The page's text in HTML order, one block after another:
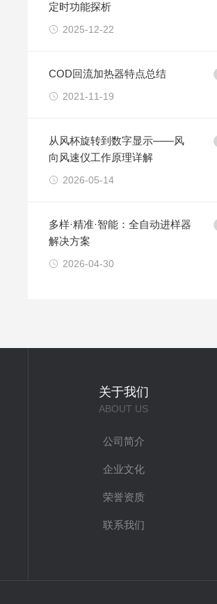
定时功能探析​
2025-12-22
COD回流加热器特点总结
2021-11-19
从风杯旋转到数字显示——风
向风速仪工作原理详解
2026-05-14
多样·精准·智能：全自动进样器
解决方案
2026-04-30
关于我们
ABOUT US
公司简介
企业文化
荣誉资质
联系我们